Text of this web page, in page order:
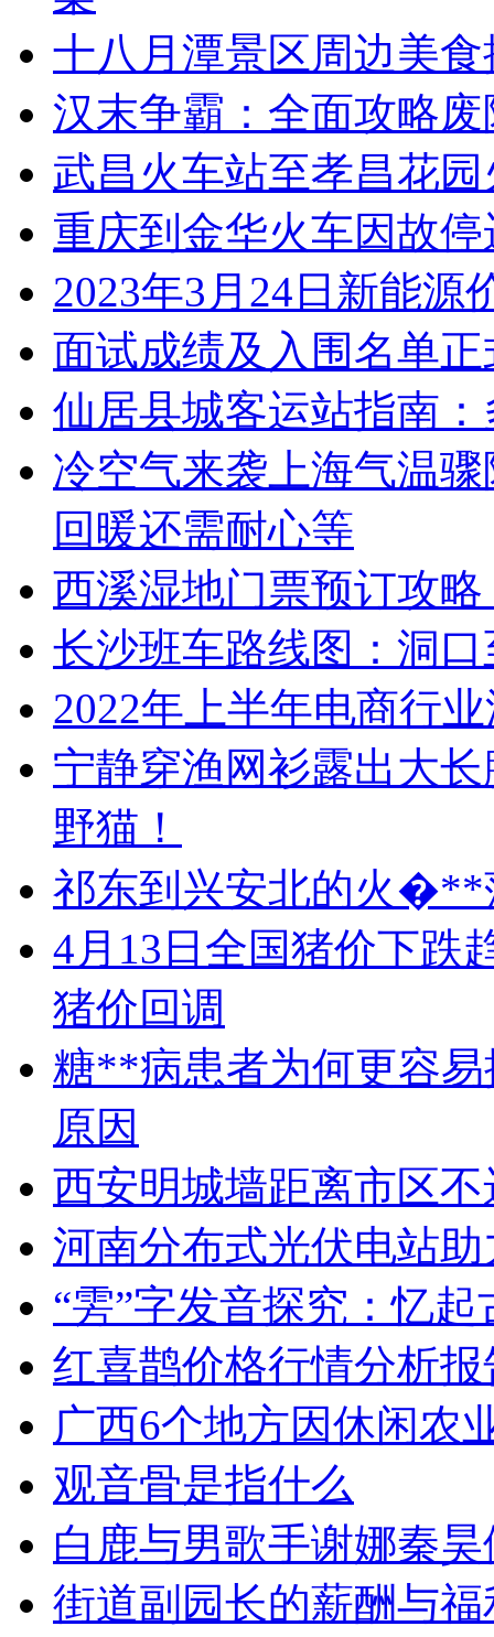
十八月潭景区周边美食
汉末争霸：全面攻略
武昌火车站至孝昌花
重庆到金华火车因故
2023年3月24日新能源
面试成绩及入围名单
仙居县城客运站指南
冷空气来袭上海气温
回暖还需耐心等
西溪湿地门票预订攻
长沙班车路线图：洞
2022年上半年电商行
宁静穿渔网衫露出大
野猫！
祁东到兴安北的火
4月13日全国猪价下跌
猪价回调
糖**病患者为何更容
原因
西安明城墙距离市区
河南分布式光伏电站
“雱”字发音探究：忆起
红喜鹊价格行情分析报
广西6个地方因休闲农
观音骨是指什么
白鹿与男歌手谢娜秦
街道副园长的薪酬与